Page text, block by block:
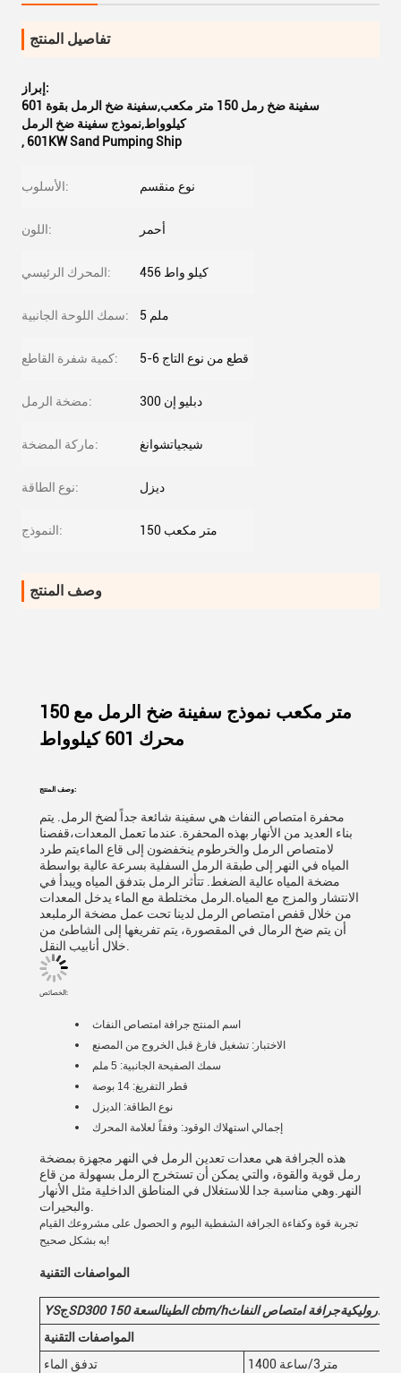
تفاصيل المنتج
إبراز:
سفينة ضخ رمل 150 متر مكعب,سفينة ضخ الرمل بقوة 601
كيلوواط,نموذج سفينة ضخ الرمل
, 601KW Sand Pumping Ship
الأسلوب: نوع منقسم
اللون: أحمر
المحرك الرئيسي: 456 كيلو واط
سمك اللوحة الجانبية: 5 ملم
كمية شفرة القاطع: 5-6 قطع من نوع التاج
مضخة الرمل: دبليو إن 300
ماركة المضخة: شيجياتشوانغ
نوع الطاقة: ديزل
النموذج: 150 متر مكعب
وصف المنتج
150 متر مكعب نموذج سفينة ضخ الرمل مع
محرك 601 كيلوواط
وصف المنتج:
محفرة امتصاص النفاث هي سفينة شائعة جداً لضخ الرمل. يتم
بناء العديد من الأنهار بهذه المحفرة. عندما تعمل المعدات،قفصنا
لامتصاص الرمل والخرطوم ينخفضون إلى قاع الماءيتم طرد
المياه في النهر إلى طبقة الرمل السفلية بسرعة عالية بواسطة
مضخة المياه عالية الضغط. تتأثر الرمل بتدفق المياه ويبدأ في
الانتشار والمزج مع المياه.الرمل مختلطة مع الماء يدخل المعدات
من خلال قفص امتصاص الرمل لدينا تحت عمل مضخة الرملبعد
أن يتم ضخ الرمال في المقصورة، يتم تفريغها إلى الشاطئ من
الخصائص:
اسم المنتج جرافة امتصاص النفاث
الاختبار: تشغيل فارغ قبل الخروج من المصنع
سمك الصفيحة الجانبية: 5 ملم
قطر التفريغ: 14 بوصة
نوع الطاقة: الديزل
إجمالي استهلاك الوقود: وفقاً لعلامة المحرك
هذه الجرافة هي معدات تعدين الرمل في النهر مجهزة بمضخة
رمل قوية والقوة، والتي يمكن أن تستخرج الرمل بسهولة من قاع
النهر.وهي مناسبة جدا للاستغلال في المناطق الداخلية مثل الأنهار
تجربة قوة وكفاءة الجرافة الشفطية اليوم و الحصول على مشروعك القيام
به بشكل صحيح!
المواصفات التقنية
YSجSD300 الطينالسعة 150 cbm/h الهيدروليكيةجرافة امتصاص النفاث
المواصفات التقنية
تدفق الماء
1400 متر3/ساعة